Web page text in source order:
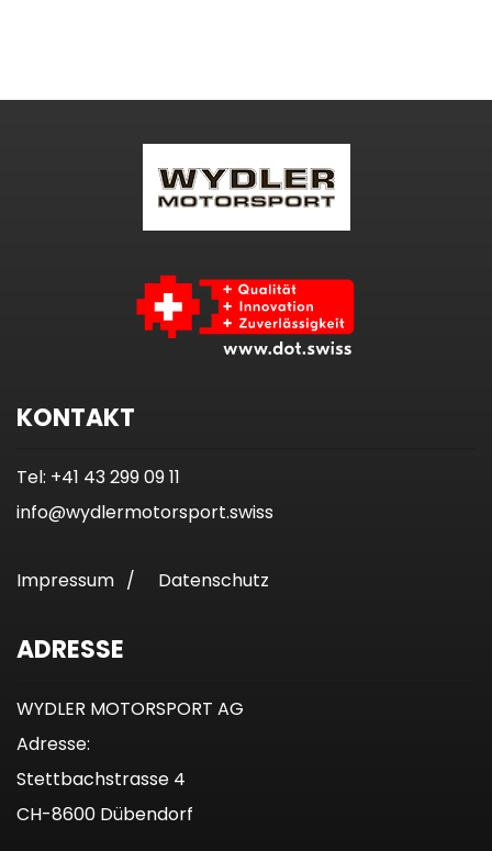
KONTAKT
Tel: +41 43 299 09 11
info@wydlermotorsport.swiss
Impressum / Datenschutz
ADRESSE
WYDLER MOTORSPORT AG
Adresse:
Stettbachstrasse 4
CH-8600 Dübendorf